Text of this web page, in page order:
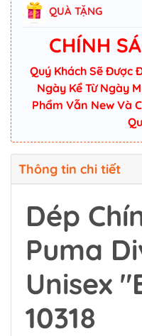
QUÀ TẶNG
CHÍNH
Quý Khách Sẽ Được
Ngày Kể Từ Ngày
Phẩm Vẫn New Và
Thông tin chi tiết
Dép
Puma
Unisex
10318